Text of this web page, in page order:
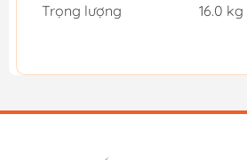
Trọng lượng 16.0 kg